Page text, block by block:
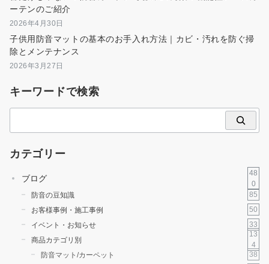
ーテンのご紹介
2026年4月30日
子供用防音マットの基本のお手入れ方法｜カビ・汚れを防ぐ掃
除とメンテナンス
2026年3月27日
キーワードで検索
カテゴリー
ブログ
48
0
防音の豆知識
85
お客様事例・施工事例
50
イベント・お知らせ
33
商品カテゴリ別
13
4
防音マット/カーペット
38